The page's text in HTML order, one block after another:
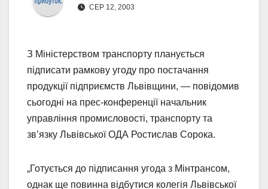
СЕР 12, 2003
З Міністерством транспорту планується
підписати рамкову угоду про постачання
продукції підприємств Львівщини, — повідомив
сьогодні на прес-конференції начальник
управління промисловості, транспорту та
зв’язку Львівської ОДА Ростислав Сорока.
„Готується до підписання угода з Мінтрансом,
однак ще повинна відбутися колегія Львівської